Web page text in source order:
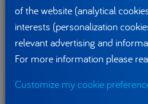
to probiotyki, czyli żywe
przyjmowane w odpowiednich
zdrowotne. Warte uwagi są
w nich żywe kultury bakterii
z tym trudności.
of the website (analytical
interests (personalization
relevant advertising and
For more information please
Customize my cookie